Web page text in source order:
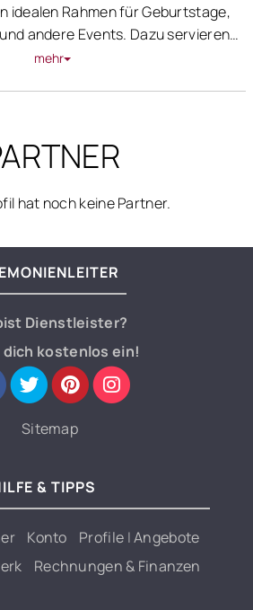
idealen Rahmen für Geburtstage,
andere Events. Dazu servieren
der Heurigenküche. Alle unsere
mehr
hat noch keine Partner.
Dienstleister?
dich kostenlos ein!
Sitemap
& TIPPS
Konto Profile |Angebote
Rechnungen & Finanzen